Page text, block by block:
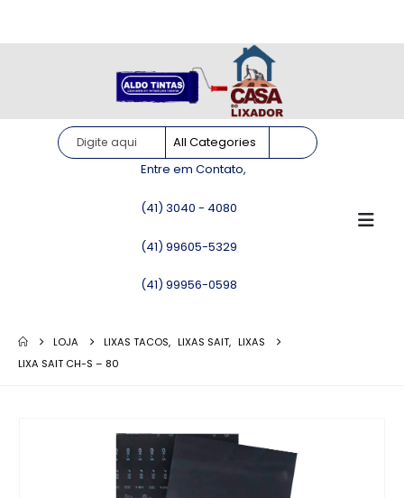
Entre em Contato,
(41) 3040 - 4080
(41) 99605-5329
(41) 99956-0598
LOJA LIXAS TACOS, LIXAS SAIT, LIXAS
LIXA SAIT CH-S – 80